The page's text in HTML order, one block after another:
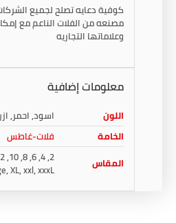
كوفية دعايه تصلح لجميع
مصنعه من الفلات الناعم مع
وعلاماتها التجاريه
معلومات إضافية
اللون
اسود, احمر,
الخامة
فلات-غاطس
المقاس
XL, xxl, xxxL